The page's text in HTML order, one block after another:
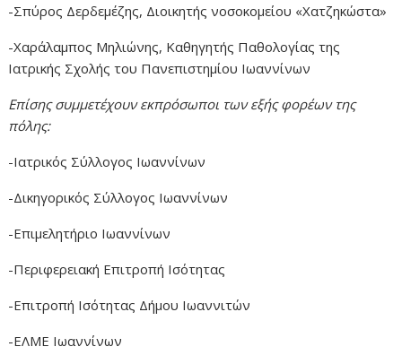
-Σπύρος Δερδεμέζης, Διοικητής νοσοκομείου «Χατζηκώστα»
-Χαράλαμπος Μηλιώνης, Καθηγητής Παθολογίας της
Ιατρικής Σχολής του Πανεπιστημίου Ιωαννίνων
Επίσης συμμετέχουν εκπρόσωποι των εξής φορέων της
πόλης:
-Ιατρικός Σύλλογος Ιωαννίνων
-Δικηγορικός Σύλλογος Ιωαννίνων
-Επιμελητήριο Ιωαννίνων
-Περιφερειακή Επιτροπή Ισότητας
-Επιτροπή Ισότητας Δήμου Ιωαννιτών
-ΕΛΜΕ Ιωαννίνων